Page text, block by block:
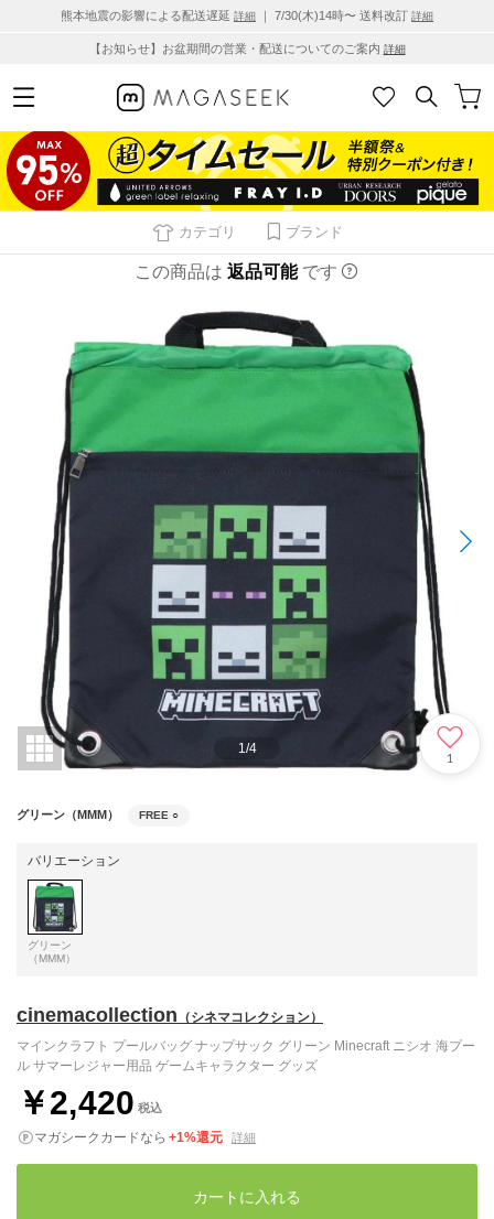
熊本地震の影響による配送遅延 詳細 ｜ 7/30(木)14時〜 送料改訂 詳細
【お知らせ】お盆期間の営業・配送についてのご案内 詳細
カテゴリ ブランド
この商品は 返品可能 です
1 /4
1
グリーン（MMM） FREE ○
バリエーション
グリーン
（MMM）
cinemacollection （シネマコレクション）
マインクラフト プールバッグ ナップサック グリーン Minecraft ニシオ 海プー
ル サマーレジャー用品 ゲームキャラクター グッズ
￥2,420 税込
マガシークカードなら +1%還元 詳細
カートに入れる